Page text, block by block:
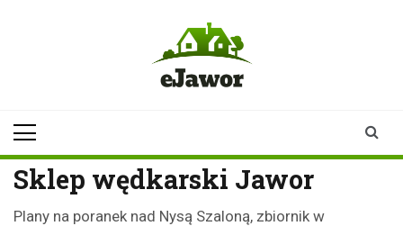
Sklep wędkarski Jawor
Plany na poranek nad Nysą Szaloną, zbiornik w